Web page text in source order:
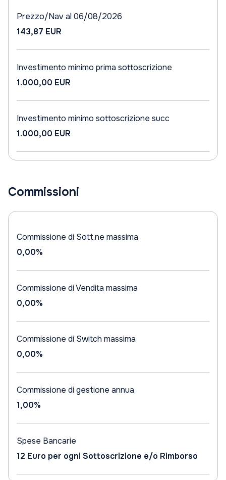
Prezzo/Nav al 06/08/2026
143,87 EUR
Investimento minimo prima sottoscrizione
1.000,00 EUR
Investimento minimo sottoscrizione succ
1.000,00 EUR
Commissioni
Commissione di Sott.ne massima
0,00%
Commissione di Vendita massima
0,00%
Commissione di Switch massima
0,00%
Commissione di gestione annua
1,00%
Spese Bancarie
12 Euro per ogni Sottoscrizione e/o Rimborso